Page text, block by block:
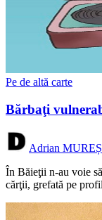
Pe de altă carte
Bărbaţi
Adrian
În Băieţii n-au voie
cărţii, grefată pe